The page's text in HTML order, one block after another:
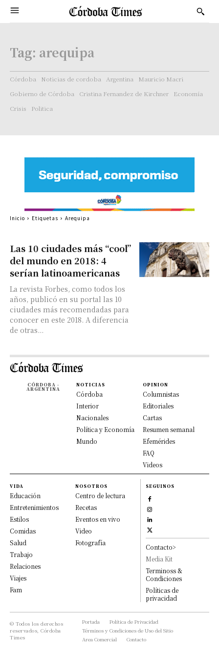
Tag: arequipa
Córdoba Noticias de cordoba Argentina
Mauricio Macri
Gobierno de Córdoba
Cristina Fernandez de Kirchner
Economía
Crisis
Politica
Las 10 ciudades más “cool”
del mundo en 2018: 4
serían latinoamericanas
La revista Forbes, como todos los
años, publicó en su portal las 10
ciudades más recomendadas para
conocer en este 2018. A diferencia
de otras...
Inicio Etiquetas Arequipa
CÓRDOBA -
ARGENTINA
NOTICIAS
Córdoba
Interior
Nacionales
Política y Economía
Mundo
OPINION
Columnistas
Editoriales
Cartas
Resumen semanal
Efemérides
FAQ
Videos
VIDA
Educación
Entretenimientos
Estilos
Comidas
Salud
Trabajo
Relaciones
Viajes
Fam
NOSOTROS
Centro de lectura
Recetas
Eventos en vivo
Video
Fotografía
SEGUINOS
Contacto>
Media Kit
Terminoss &
Condiciones
Políticas de
privacidad
© Todos los derechos
reservados, Córdoba
Times
Portada
Política de Privacidad
Términos y Condiciones de Uso del Sitio
Area Comercial
Contacto